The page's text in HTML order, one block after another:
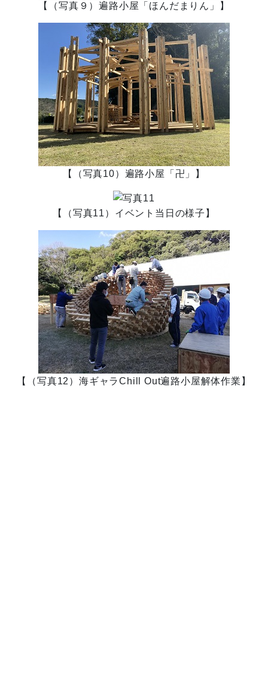
【（写真９）遍路小屋「ほんだまりん」】
【（写真10）遍路小屋「卍」】
【（写真11）イベント当日の様子】
【（写真12）海ギャラChill Out遍路小屋解体作業】